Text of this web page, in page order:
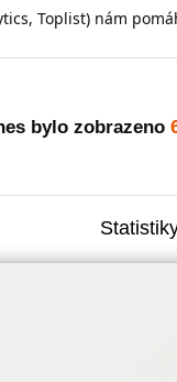
Toplist) nám
bylo zobrazeno